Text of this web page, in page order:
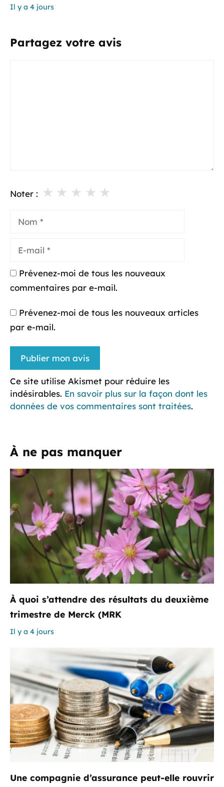
Il y a 4 jours
Partagez votre avis
Noter : ★
★
★
★
★
mail
Prévenez-moi de tous les nouveaux
commentaires par e-mail.
Prévenez-moi de tous les nouveaux articles
par e-mail.
Ce site utilise Akismet pour réduire les
indésirables. En savoir plus sur la façon dont les
données de vos commentaires sont traitées.
À ne pas manquer
À quoi s’attendre des résultats du deuxième
trimestre de Merck (MRK
Il y a 4 jours
Une compagnie d’assurance peut-elle rouvrir